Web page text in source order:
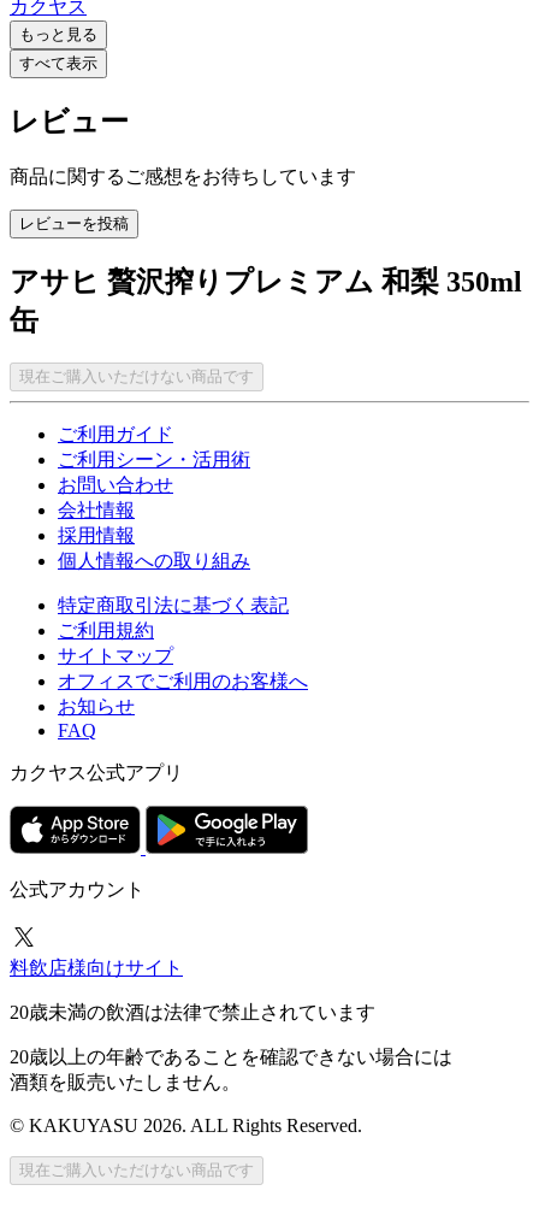
カクヤス
もっと見る
すべて表示
レビュー
商品に関するご感想をお待ちしています
レビューを投稿
アサヒ 贅沢搾りプレミアム 和梨 350ml
缶
現在ご購入いただけない商品です
ご利用ガイド
ご利用シーン・活用術
お問い合わせ
会社情報
採用情報
個人情報への取り組み
特定商取引法に基づく表記
ご利用規約
サイトマップ
オフィスでご利用のお客様へ
お知らせ
FAQ
カクヤス公式アプリ
公式アカウント
料飲店様向けサイト
20歳未満の飲酒は法律で禁止されています
20歳以上の年齢であることを確認できない場合には
酒類を販売いたしません。
© KAKUYASU 2026. ALL Rights Reserved.
現在ご購入いただけない商品です